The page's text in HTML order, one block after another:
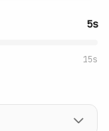
5s
15s